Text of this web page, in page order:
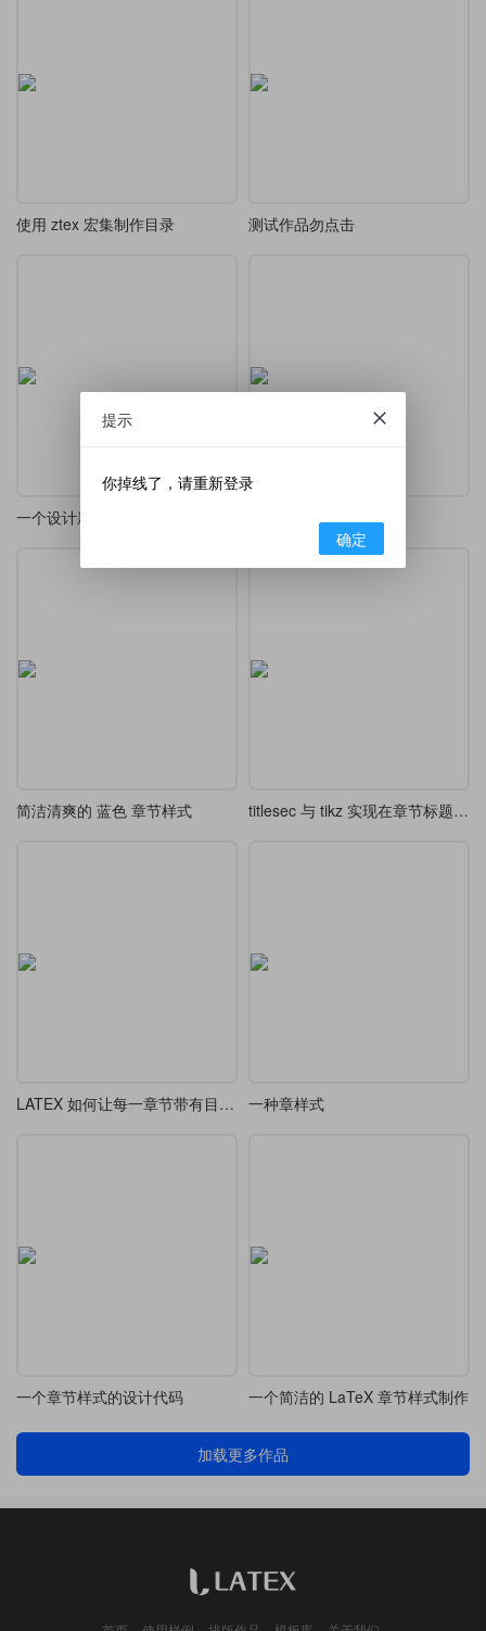
使用 ztex 宏集制作目录 测试作品勿点击
一个设计新颖的 LaTeX 目录样式 一种节样式
简洁清爽的 蓝色 章节样式 titlesec 与 tikz 实现在章节标题中添加小目录
LATEX 如何让每一章节带有目录？ 一种章样式
一个章节样式的设计代码 一个简洁的 LaTeX 章节样式制作
加载更多作品
提示
你掉线了，请重新登录
确定